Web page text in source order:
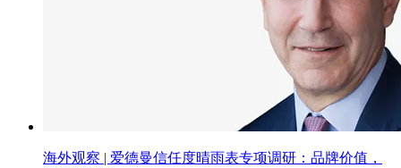
海外观察 | 爱德曼信任度晴雨表专项调研：品牌价值，